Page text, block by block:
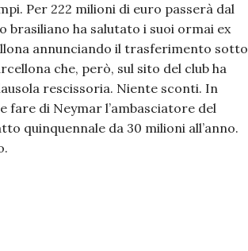
Per 222 milioni di euro passerà dal
brasiliano ha salutato i suoi ormai ex
annunciando il trasferimento sotto
che, però, sul sito del club ha
rescissoria. Niente sconti. In
fare di Neymar l’ambasciatore del
quinquennale da 30 milioni all’anno.